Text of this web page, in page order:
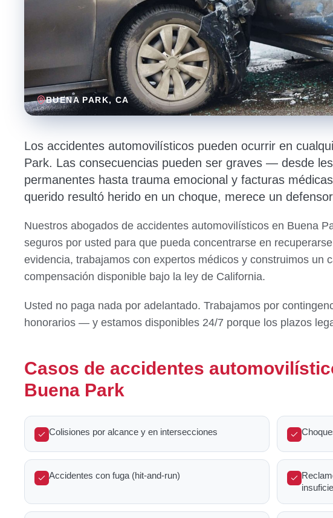
BUENA PARK, CA
Los accidentes automovilísticos pueden ocurrir en
Park. Las consecuencias pueden ser graves — desde
permanentes hasta trauma emocional y facturas
querido resultó herido en un choque, merece un
Nuestros abogados de accidentes automovilísticos en Buena
seguros por usted para que pueda concentrarse en
evidencia, trabajamos con expertos médicos y construimos un
compensación disponible bajo la ley de California.
Usted no paga nada por adelantado. Trabajamos por
honorarios — y estamos disponibles 24/7 porque los plazos
Casos de accidentes
Buena Park
Colisiones por alcance y en intersecciones
Accidentes con fuga (hit-and-run)